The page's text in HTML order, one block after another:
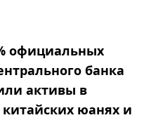
официальных
банка
активы в
юанях и